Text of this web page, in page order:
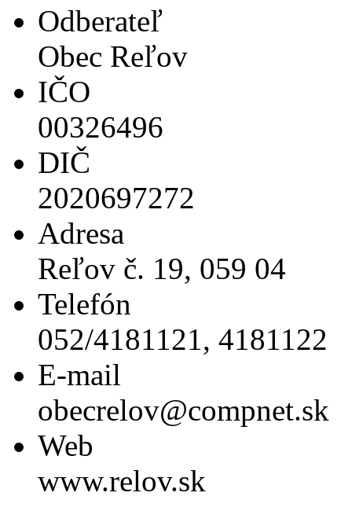
Odberateľ
Obec Reľov
IČO
00326496
DIČ
2020697272
Adresa
Reľov č. 19, 059 04
Telefón
052/4181121, 4181122
E-mail
obecrelov@compnet.sk
Web
www.relov.sk